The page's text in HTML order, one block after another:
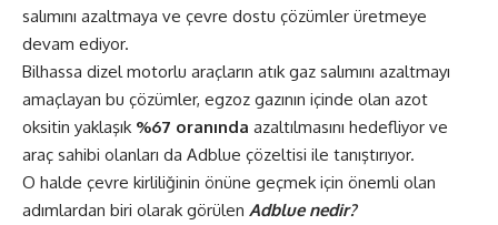
salımını azaltmaya ve çevre dostu çözümler üretmeye
devam ediyor.
Bilhassa dizel motorlu araçların atık gaz salımını azaltmayı
amaçlayan bu çözümler, egzoz gazının içinde olan azot
oksitin yaklaşık %67 oranında azaltılmasını hedefliyor ve
araç sahibi olanları da Adblue çözeltisi ile tanıştırıyor.
O halde çevre kirliliğinin önüne geçmek için önemli olan
adımlardan biri olarak görülen Adblue nedir?